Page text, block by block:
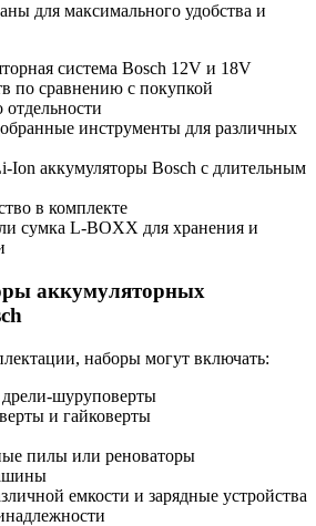
для максимального удобства и
система Bosch 12V и 18V
по сравнению с покупкой
инструменты для различных
Ion аккумуляторы Bosch с длительным
в комплекте
сумка L-BOXX для хранения и
аккумуляторных
наборы могут включать:
шуруповерты
и гайковерты
пилы или реноваторы
емкости и зарядные устройства